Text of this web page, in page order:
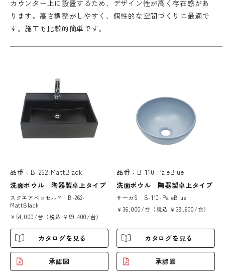
カウンター上に設置するため、デザイン性が高く存在感があ
ります。高さ調整がしやすく、個性的な空間づくりに最適で
す。施工も比較的簡単です。
品番：B-262-MattBlack
洗面ボウル 陶器製卓上タイプ
スクエアベッセルM B-262-
MattBlack
￥54,000/台（税込 ￥59,400/台）
カタログを見る
承認図
品番：B-110-PaleBlue
洗面ボウル 陶器製卓上タイプ
サーカS B-110-PaleBlue
￥36,000/台（税込 ￥39,600/台）
カタログを見る
承認図